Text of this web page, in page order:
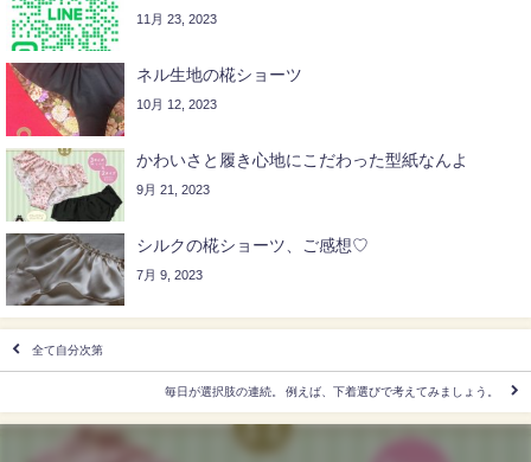
11月 23, 2023
ネル生地の椛ショーツ
10月 12, 2023
かわいさと履き心地にこだわった型紙なんよ
9月 21, 2023
シルクの椛ショーツ、ご感想♡
7月 9, 2023
全て自分次第
毎日が選択肢の連続。 例えば、下着選びで考えてみましょう。